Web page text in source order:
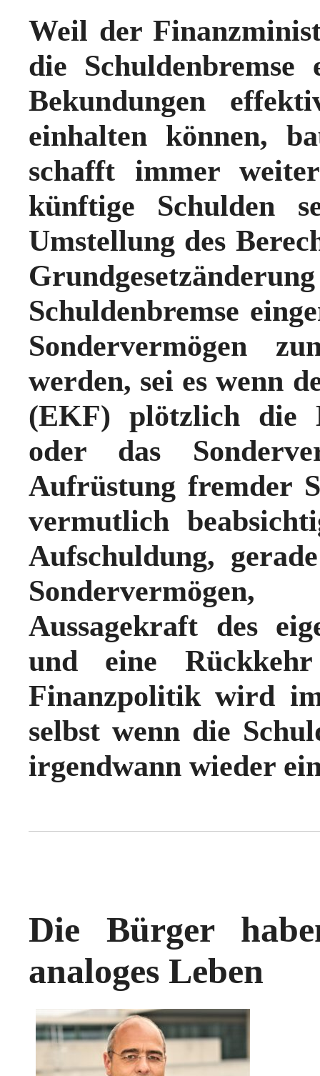
Weil der
die Schuldenbremse
Bekundungen
einhalten können,
schafft immer
künftige Schulden
Umstellung des
Schuldenbremse
Sondervermögen
werden, sei es wenn
(EKF) plötzlich die
oder das
Aufrüstung fremder
vermutlich
Aufschuldung,
Aussagekraft des
und eine
Finanzpolitik wird
selbst wenn die
irgendwann wieder
Die Bürger
analoges Leben